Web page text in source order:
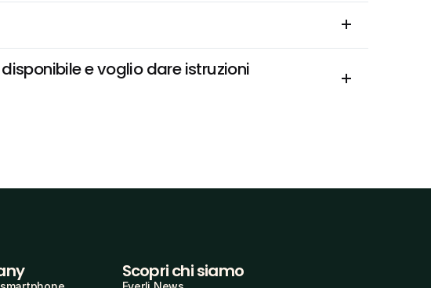
e voglio dare istruzioni
Scopri chi siamo